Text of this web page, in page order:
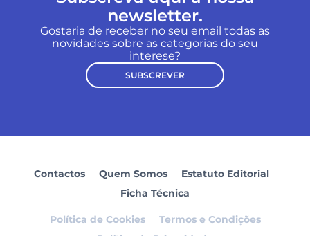
newsletter.
Gostaria de receber no seu email todas as
novidades sobre as categorias do seu
interese?
SUBSCREVER
Contactos Quem Somos
Estatuto Editorial
Ficha Técnica
Política de Cookies
Termos e Condições